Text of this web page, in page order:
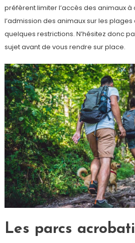
préfèrent limiter l’accès des animaux à
l’admission des animaux sur les
quelques restrictions. N’hésitez donc
sujet avant de vous rendre sur place.
Les parcs